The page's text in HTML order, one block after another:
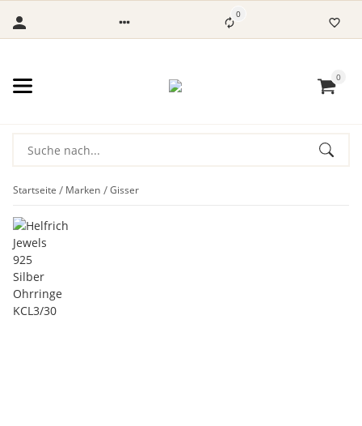
0
0
Startseite Marken Gisser